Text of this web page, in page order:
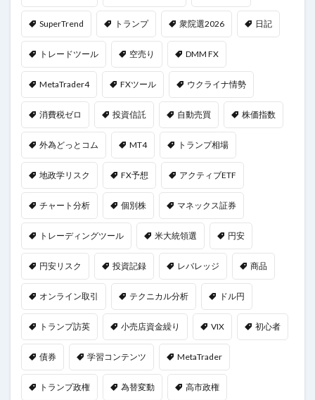
SuperTrend トランプ 衆院選2026 日記
トレードツール 空売り DMM FX
MetaTrader4 FXツール ウクライナ情勢
消費税ゼロ 投資信託 自動売買 株価指数
外為どっとコム MT4 トランプ相場
地政学リスク FX予想 アクティブETF
チャート分析 個別株 マネックス証券
トレーディングツール 米大統領選 円安
円安リスク 投資記録 レバレッジ 商品
オンライン取引 テクニカル分析 ドル円
トランプ訪英 小売店資金繰り VIX 初心者
債券 学習コンテンツ MetaTrader
トランプ政権 為替変動 高市政権